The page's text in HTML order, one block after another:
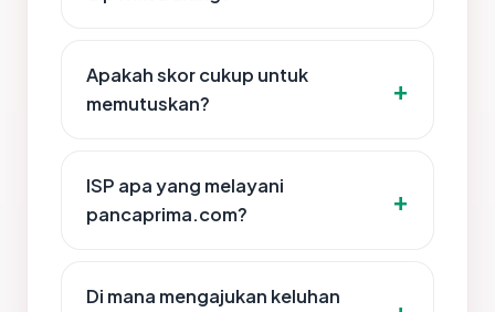
Apakah skor cukup untuk
memutuskan?
ISP apa yang melayani
pancaprima.com?
Di mana mengajukan keluhan